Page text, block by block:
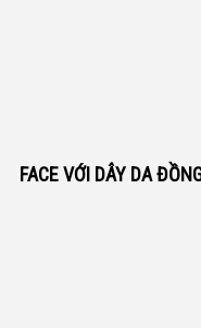
FACE VỚI DÂY DA